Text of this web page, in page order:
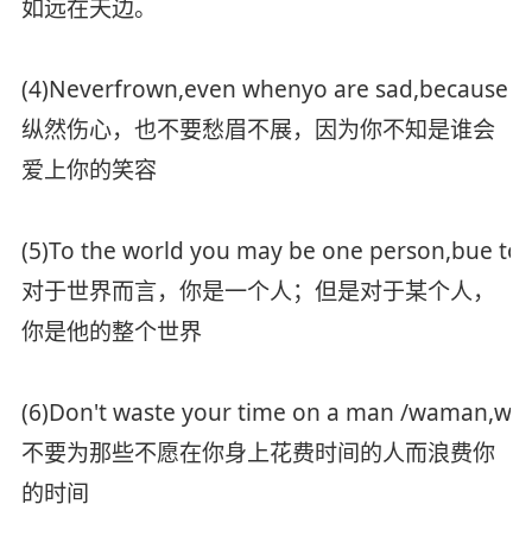
如远在天边。
(4)Neverfrown,even whenyo are sad,because
纵然伤心，也不要愁眉不展，因为你不知是谁会
爱上你的笑容
(5)To the world you may be one person,bue
对于世界而言，你是一个人；但是对于某个人，
你是他的整个世界
(6)Don't waste your time on a man /
不要为那些不愿在你身上花费时间的人而浪费你
的时间